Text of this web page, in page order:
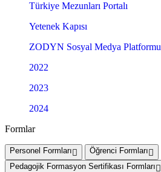
Türkiye Mezunları Portalı
Yetenek Kapısı
ZODYN Sosyal Medya Platformu
2022
2023
2024
Formlar
Personel Formları
Öğrenci Formları
Pedagojik Formasyon Sertifikası Formları